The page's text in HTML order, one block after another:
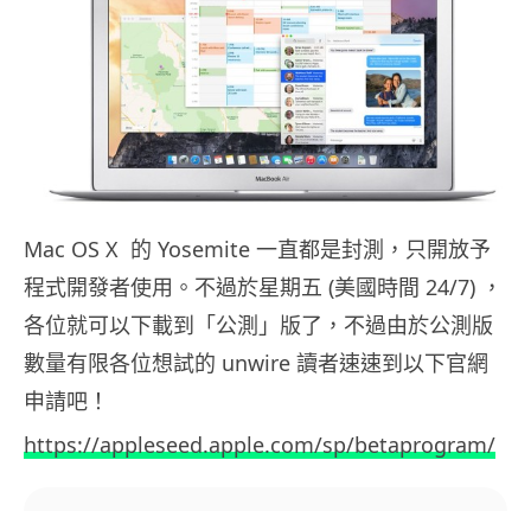
Mac OS X 的 Yosemite 一直都是封測，只開放予
程式開發者使用。不過於星期五 (美國時間 24/7) ，
各位就可以下載到「公測」版了，不過由於公測版
數量有限各位想試的 unwire 讀者速速到以下官網
申請吧！
https://appleseed.apple.com/sp/betaprogram/